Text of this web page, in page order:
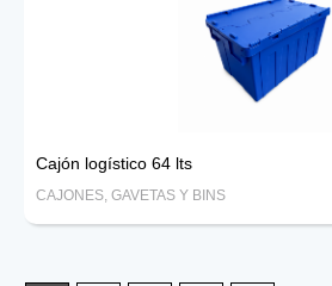
Cajón logístico 64 lts
CAJONES, GAVETAS Y BINS